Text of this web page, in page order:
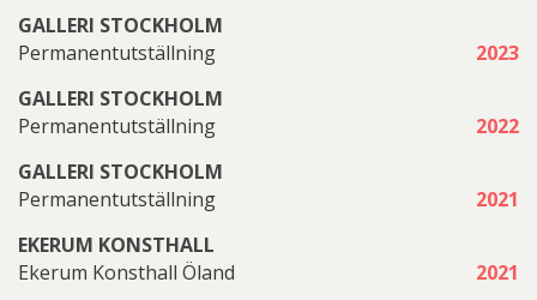
GALLERI STOCKHOLM
Permanentutställning
2023
GALLERI STOCKHOLM
Permanentutställning
2022
GALLERI STOCKHOLM
Permanentutställning
2021
EKERUM KONSTHALL
Ekerum Konsthall Öland
2021